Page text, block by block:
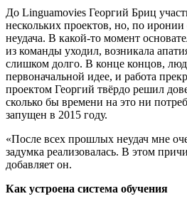
До Linguamovies Георгий Бриц
нескольких проектов, но, по иронии
неудача. В какой-то момент
из команды уходил, возникала
слишком долго. В конце концов,
первоначальной идее, и работа
проектом Георгий твёрдо решил
сколько бы времени на это ни
запущен в 2015 году.
«После всех прошлых неудач мне
задумка реализовалась. В этом
добавляет он.
Как устроена система обучения